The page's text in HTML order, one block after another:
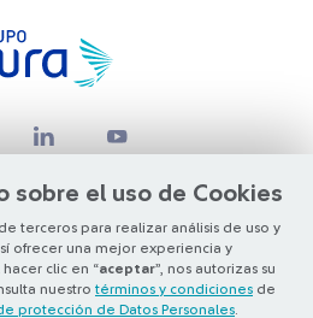
sobre el uso de Cookies
terceros para realizar análisis de uso y
ofrecer una mejor experiencia y
clic en “aceptar”, nos autorizas su
nuestro términos y condiciones de
protección de Datos Personales
Grupo SURA 2026